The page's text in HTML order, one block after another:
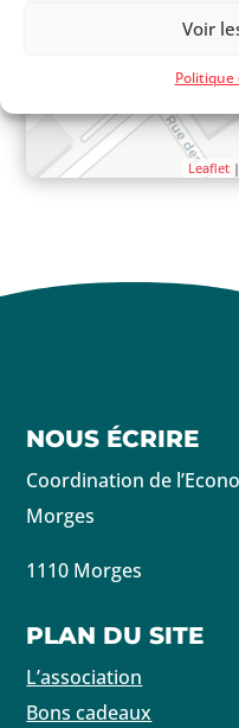
Voir
Leaflet|
NOUS ÉCRIRE
Coordination de
Morges
1110 Morges
PLAN DU SITE
L’association
Bons cadeaux